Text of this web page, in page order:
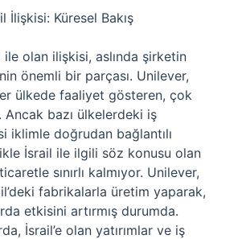
İlişkisi: Küresel Bakış
ile olan ilişkisi, aslında şirketin
önemli bir parçası. Unilever,
ülkede faaliyet gösteren, çok
bazı ülkelerdeki iş
iklimle doğrudan bağlantılı
İsrail ile ilgili söz konusu olan
sınırlı kalmıyor. Unilever,
fabrikalarla üretim yaparak,
etkisini artırmış durumda.
İsrail’e olan yatırımlar ve iş